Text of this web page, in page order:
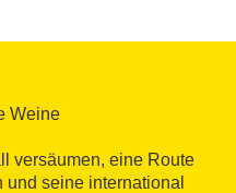
Weine
versäumen, eine Route
seine international